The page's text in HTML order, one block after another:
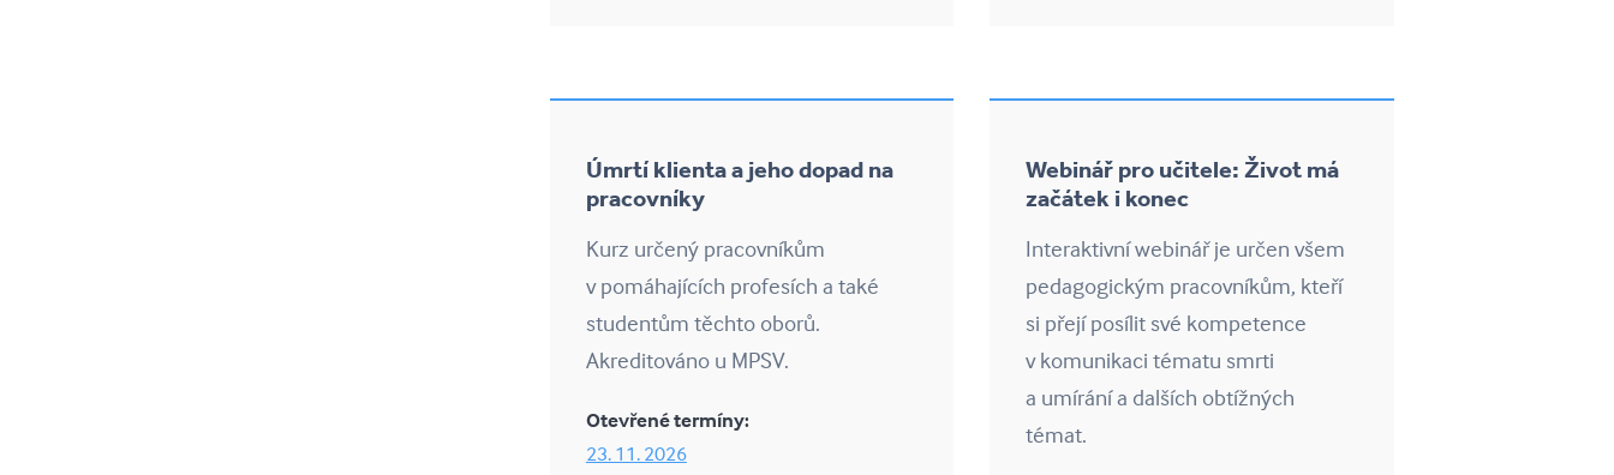
Úmrtí klienta a jeho dopad na
pracovníky
Kurz určený pracovníkům
v pomáhajících profesích a také
studentům těchto oborů.
Akreditováno u MPSV.
Otevřené termíny:
23. 11. 2026
Webinář pro učitele: Život má
začátek i konec
Interaktivní webinář je určen všem
pedagogickým pracovníkům, kteří
si přejí posílit své kompetence
v komunikaci tématu smrti
a umírání a dalších obtížných
témat.